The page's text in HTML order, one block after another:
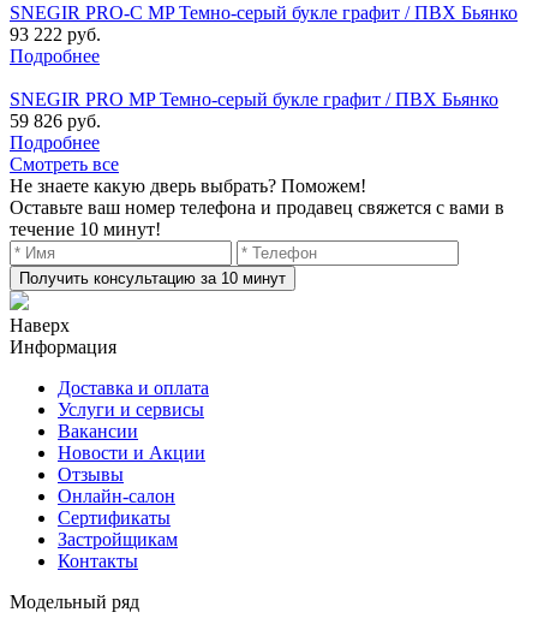
SNEGIR PRO-C MP Темно-серый букле графит / ПВХ Бьянко
93 222 руб.
Подробнее
SNEGIR PRO MP Темно-серый букле графит / ПВХ Бьянко
59 826 руб.
Подробнее
Смотреть все
Не знаете какую дверь выбрать? Поможем!
Оставьте ваш номер телефона и продавец свяжется с вами в
течение 10 минут!
Получить консультацию за 10 минут
Наверх
Информация
Доставка и оплата
Услуги и сервисы
Вакансии
Новости и Акции
Отзывы
Онлайн-салон
Сертификаты
Застройщикам
Контакты
Модельный ряд